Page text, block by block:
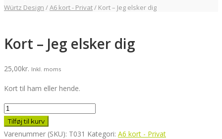
Würtz Design /A6 kort - Privat/ Kort – Jeg elsker dig
Kort – Jeg elsker dig
25,00kr. Inkl. moms
Kort til ham eller hende.
Kort
Jeg
Tilføj til kurv
Varenummer (SKU): T031 Kategori: A6 kort - Privat